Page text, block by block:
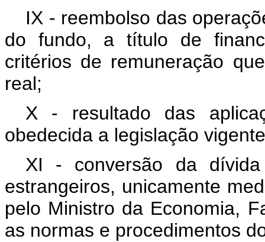
IX - reembolso das
do fundo, a título de
critérios de remuneração
real;
X - resultado das
obedecida a legislação
XI - conversão da
estrangeiros, unicamente
pelo Ministro da Economia,
as normas e procedimentos